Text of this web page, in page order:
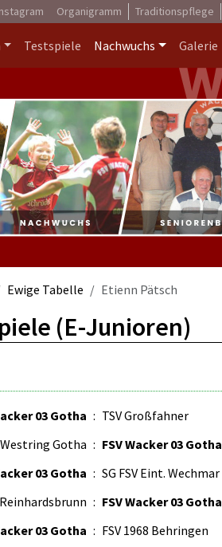
Organigramm Traditionspflege
Testspiele Nachwuchs Galerie
Ewige Tabelle Etienn Pätsch
(E-Junioren)
03 Gotha : TSV Großfahner
Westring Gotha : FSV Wacker 03 Gotha
03 Gotha : SG FSV Eint.
Reinhardsbrunn : FSV Wacker 03 Gotha
03 Gotha : FSV 1968 Behringen